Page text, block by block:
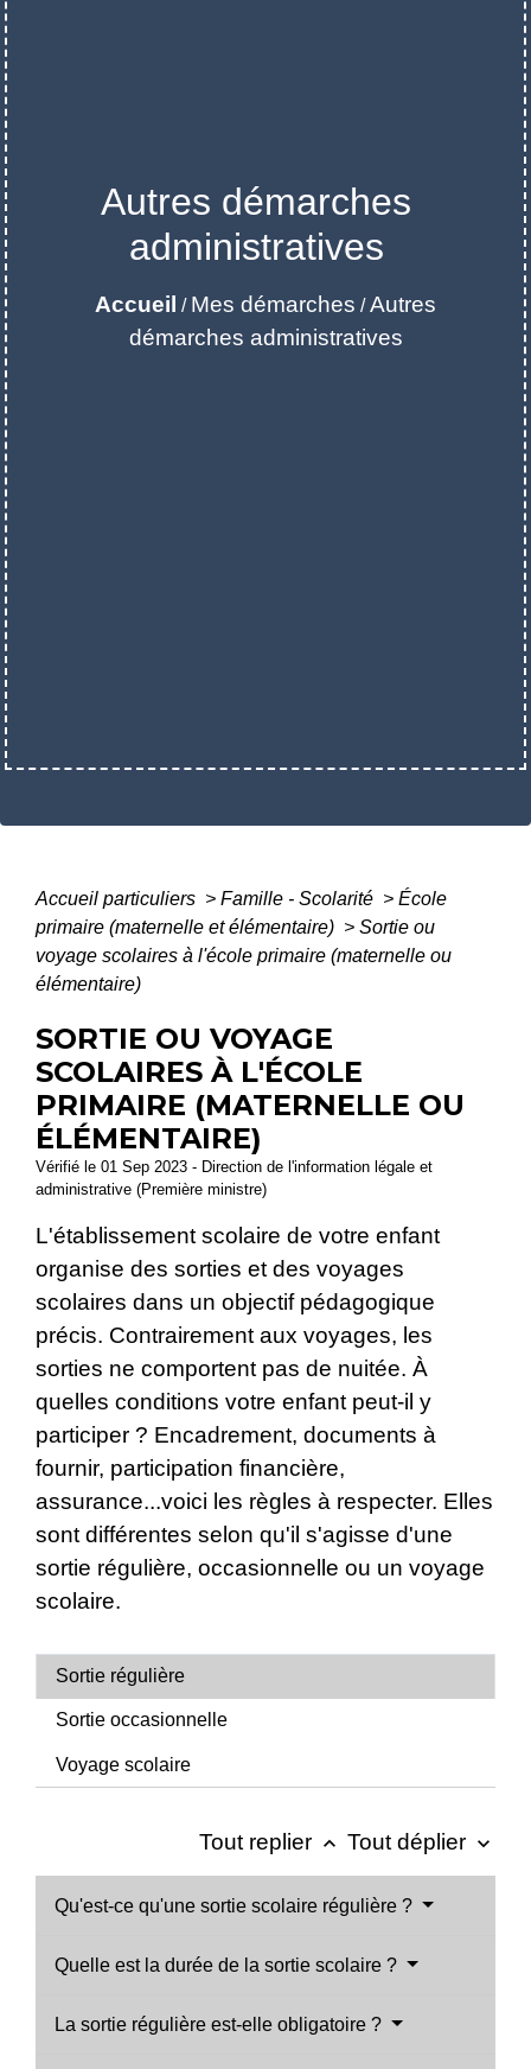
Autres démarches
administratives
Accueil / Mes démarches /Autres
démarches administratives
Accueil particuliers > Famille - Scolarité > École
primaire (maternelle et élémentaire) > Sortie ou
voyage scolaires à l'école primaire (maternelle ou
élémentaire)
SORTIE OU VOYAGE
SCOLAIRES À L'ÉCOLE
PRIMAIRE (MATERNELLE OU
ÉLÉMENTAIRE)
Vérifié le 01 Sep 2023 - Direction de l'information légale et
administrative (Première ministre)
L'établissement scolaire de votre enfant
organise des sorties et des voyages
scolaires dans un objectif pédagogique
précis. Contrairement aux voyages, les
sorties ne comportent pas de nuitée. À
quelles conditions votre enfant peut-il y
participer ? Encadrement, documents à
fournir, participation financière,
assurance...voici les règles à respecter. Elles
sont différentes selon qu'il s'agisse d'une
sortie régulière, occasionnelle ou un voyage
scolaire.
Sortie régulière
Sortie occasionnelle
Voyage scolaire
Tout replier keyboard_arrow_up Tout déplier keyboard_arrow_down
Qu'est-ce qu'une sortie scolaire régulière ?
Quelle est la durée de la sortie scolaire ?
La sortie régulière est-elle obligatoire ?